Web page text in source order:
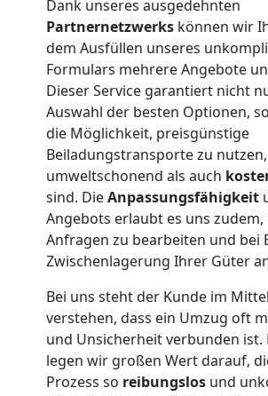
Dank unseres ausgedehnten
Partnernetzwerks können wir
dem Ausfüllen unseres
Formulars mehrere Angebote
Dieser Service garantiert nicht
Auswahl der besten Optionen,
die Möglichkeit, preisgünstige
Beiladungstransporte zu
umweltschonend als auch
sind. DieAnpassungsfähigkeit
Angebots erlaubt es uns
Anfragen zu bearbeiten und bei
Zwischenlagerung Ihrer Güter
Bei uns steht der Kunde im
verstehen, dass ein Umzug oft
und Unsicherheit verbunden ist.
legen wir großen Wert darauf,
Prozess so reibungslos und
Beiladung
Wolfsberg
Mini
Umzug
Wolfsberg
Umzug